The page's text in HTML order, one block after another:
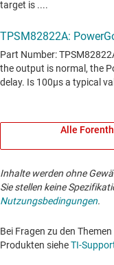
Alle
Inhalte werden ohne
Sie stellen keine
Nutzungsbedingungen.
Bei Fragen zu den
Produkten sieheTI-